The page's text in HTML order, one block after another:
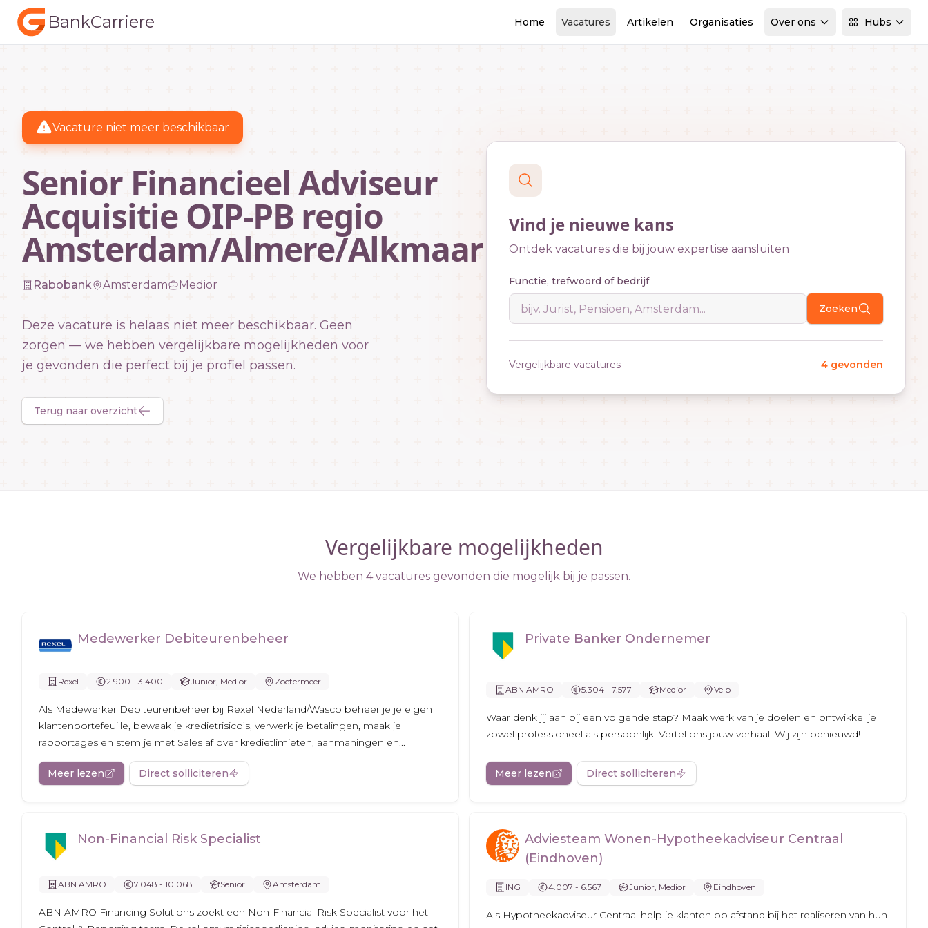
BankCarriere Home Vacatures Artikelen Organisaties Over ons Hubs
Vacature niet meer beschikbaar
Senior Financieel Adviseur
Acquisitie OIP-PB regio
Amsterdam/Almere/Alkmaar
Rabobank Amsterdam Medior
Deze vacature is helaas niet meer beschikbaar. Geen
zorgen — we hebben vergelijkbare mogelijkheden voor
je gevonden die perfect bij je profiel passen.
Terug naar overzicht
Vind je nieuwe kans
Ontdek vacatures die bij jouw expertise aansluiten
Functie, trefwoord of bedrijf
Zoeken
Vergelijkbare vacatures 4 gevonden
Vergelijkbare mogelijkheden
We hebben 4 vacatures gevonden die mogelijk bij je passen.
Medewerker Debiteurenbeheer
Rexel 2.900 - 3.400 Junior, Medior Zoetermeer
Als Medewerker Debiteurenbeheer bij Rexel Nederland/Wasco beheer je je eigen
klantenportefeuille, bewaak je kredietrisico’s, verwerk je betalingen, maak je
rapportages en stem je met Sales af over kredietlimieten, aanmaningen en...
Meer lezen Direct solliciteren
Private Banker Ondernemer
ABN AMRO 5.304 - 7.577 Medior Velp
Waar denk jij aan bij een volgende stap? Maak werk van je doelen en ontwikkel je
zowel professioneel als persoonlijk. Vertel ons jouw verhaal. Wij zijn benieuwd!
Meer lezen Direct solliciteren
Non-Financial Risk Specialist
ABN AMRO 7.048 - 10.068 Senior Amsterdam
ABN AMRO Financing Solutions zoekt een Non-Financial Risk Specialist voor het
Adviesteam Wonen-Hypotheekadviseur Centraal
(Eindhoven)
ING 4.007 - 6.567 Junior, Medior Eindhoven
Als Hypotheekadviseur Centraal help je klanten op afstand bij het realiseren van hun